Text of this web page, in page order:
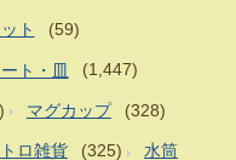
ト (59)
ト・皿 (1,447)
マグカップ (328)
ロ雑貨 (325) 水筒